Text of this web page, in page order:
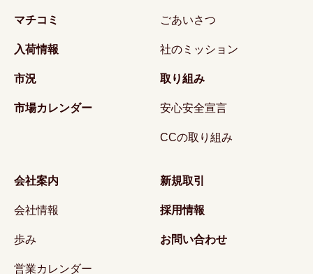
マチコミ
入荷情報
市況
市場カレンダー
ごあいさつ
社のミッション
取り組み
安心安全宣言
CCの取り組み
会社案内
会社情報
歩み
営業カレンダー
新規取引
採用情報
お問い合わせ